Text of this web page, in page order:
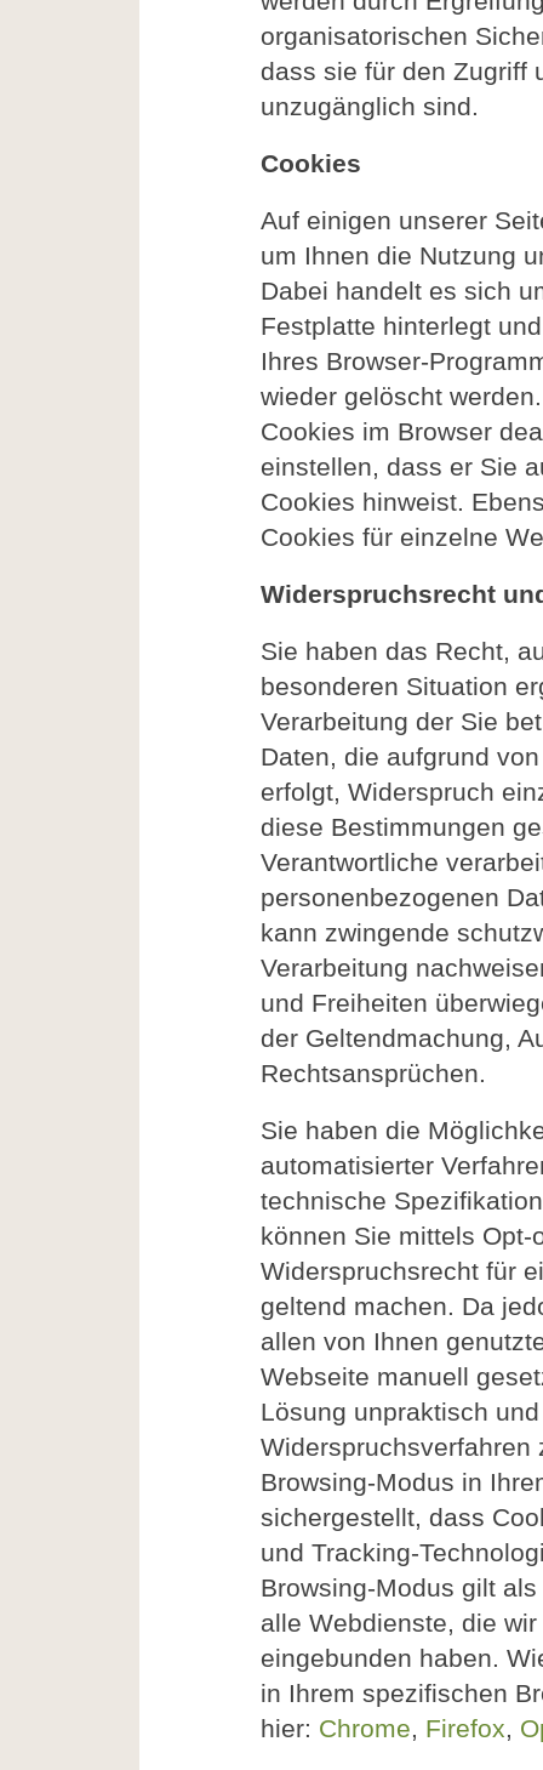
organisatorischen
dass sie für den Zugriff
unzugänglich sind.
Cookies
Auf einigen unserer
um Ihnen die Nutzung
Dabei handelt es sich
Festplatte hinterlegt
Ihres Browser-
wieder gelöscht
Cookies im Browser
einstellen, dass er Sie
Cookies hinweist.
Cookies für einzelne
Widerspruchsrecht
Sie haben das Recht,
besonderen Situation
Verarbeitung der Sie
Daten, die aufgrund
erfolgt, Widerspruch
diese Bestimmungen
Verantwortliche
personenbezogenen
kann zwingende
Verarbeitung
und Freiheiten
der Geltendmachung,
Rechtsansprüchen.
Sie haben die
automatisierter
technische
können Sie mittels Opt-
Widerspruchsrecht für
geltend machen. Da
allen von Ihnen
Webseite manuell
Lösung unpraktisch
Widerspruchsverfahren
Browsing-Modus in
sichergestellt, dass
und Tracking-
Browsing-Modus gilt
alle Webdienste, die
eingebunden haben.
in Ihrem spezifischen
hier: Chrome, Firefox,